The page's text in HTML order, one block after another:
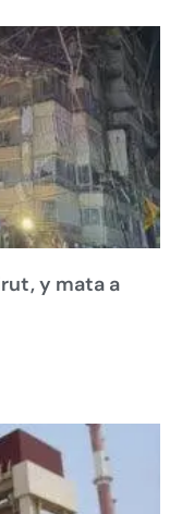
y mata a